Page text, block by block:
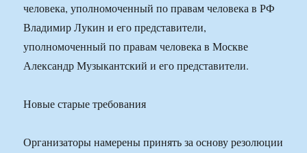
человека, уполномоченный по правам человека в РФ
Владимир Лукин и его представители,
уполномоченный по правам человека в Москве
Александр Музыкантский и его представители.
Новые старые требования
Организаторы намерены принять за основу резолюции